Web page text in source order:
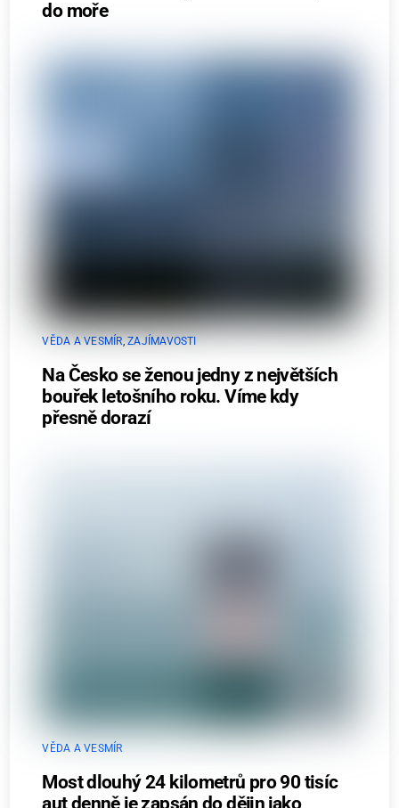
do moře
VĚDA A VESMÍR,ZAJÍMAVOSTI
Na Česko se ženou jedny z největších
bouřek letošního roku. Víme kdy
přesně dorazí
VĚDA A VESMÍR
Most dlouhý 24 kilometrů pro 90 tisíc
aut denně je zapsán do dějin jako